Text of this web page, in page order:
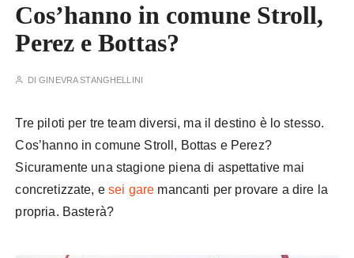
Cos’hanno in comune Stroll,
Perez e Bottas?
DIGINEVRA STANGHELLINI
Tre piloti per tre team diversi, ma il destino è lo stesso.
Cos’hanno in comune Stroll, Bottas e Perez?
Sicuramente una stagione piena di aspettative mai
concretizzate, esei gare mancanti per provare a dire la
propria. Basterà?